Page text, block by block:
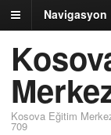
Navigasyon
Kosova Eğitim
709